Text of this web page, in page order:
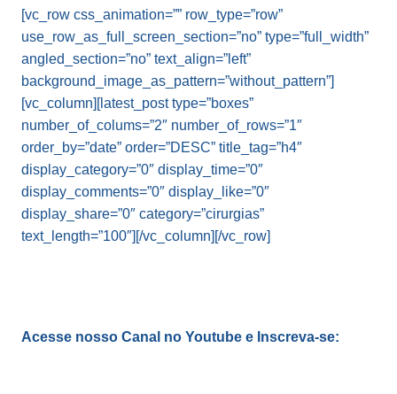
[vc_row css_animation=”” row_type=”row”
use_row_as_full_screen_section=”no” type=”full_width”
angled_section=”no” text_align=”left”
background_image_as_pattern=”without_pattern”]
[vc_column][latest_post type=”boxes”
number_of_colums=”2″ number_of_rows=”1″
order_by=”date” order=”DESC” title_tag=”h4″
display_category=”0″ display_time=”0″
display_comments=”0″ display_like=”0″
display_share=”0″ category=”cirurgias”
text_length=”100″][/vc_column][/vc_row]
Acesse nosso Canal no Youtube e Inscreva-se: